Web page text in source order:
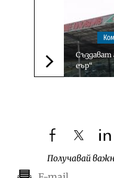
Следваща
Създават
еър“
facebooktwitter
Получавай